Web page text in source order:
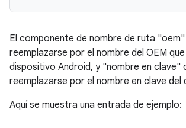
El componente de nombre de ruta
reemplazarse por el nombre del OEM
dispositivo Android, y "nombre en clave"
reemplazarse por el nombre en clave del
Aquí se muestra una entrada de ejemplo: